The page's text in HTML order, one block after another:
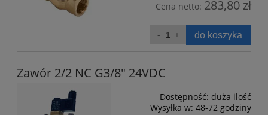
Cena netto: 283,80 zł
do koszyka
Zawór 2/2 NC G3/8" 24VDC
Dostępność: duża ilość
Wysyłka w: 48-72 godziny